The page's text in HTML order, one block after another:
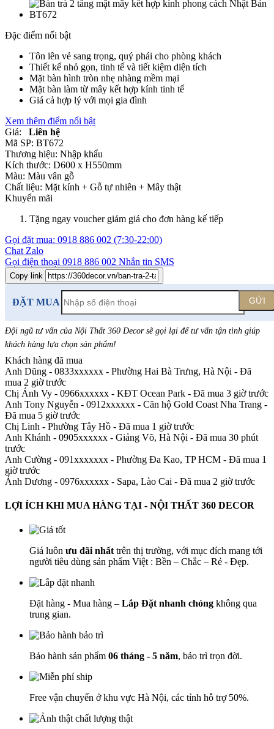
Đặc điểm nổi bật
Tôn lên vẻ sang trọng, quý phái cho phòng khách
Thiết kế nhỏ gọn, tinh tế và tiết kiệm diện tích
Mặt bàn hình tròn nhẹ nhàng mềm mại
Mặt bàn làm từ mây kết hợp kính tinh tế
Giá cả hợp lý với mọi gia đình
Xem thêm điểm nổi bật
Giá:
Liên hệ
Mã SP: BT672
Thương hiệu: Nhập khẩu
Kích thước: D600 x H550mm
Màu: Màu vân gỗ
Chất liệu: Mặt kính + Gỗ tự nhiên + Mây thật
Khuyến mãi
Tặng ngay voucher giảm giá cho đơn hàng kế tiếp
Gọi đặt mua: 0918 886 002 (7:30-22:00)
Chat Zalo
Gọi điện thoại 0918 886 002 Nhắn tin SMS
Copy link
ĐẶT MUA GỬI
Đội ngũ tư vấn của Nội Thất 360 Decor sẽ gọi lại để tư vấn tận tình giúp
khách hàng lựa chọn sản phẩm!
Khách hàng đã mua
Anh Dũng - 0833xxxxxx - Phường Hai Bà Trưng, Hà Nội - Đã
mua 2 giờ trước
Chị Ánh Vy - 0966xxxxxx - KĐT Ocean Park - Đã mua 3 giờ trước
Anh Tony Nguyễn - 0912xxxxxx - Căn hộ Gold Coast Nha Trang -
Đã mua 5 giờ trước
Chị Linh - Phường Tây Hồ - Đã mua 1 giờ trước
Anh Khánh - 0905xxxxxx - Giảng Võ, Hà Nội - Đã mua 30 phút
trước
Anh Cường - 091xxxxxxx - Phường Đa Kao, TP HCM - Đã mua 1
giờ trước
Ánh Dương - 0976xxxxxx - Sapa, Lào Cai - Đã mua 2 giờ trước
LỢI ÍCH KHI MUA HÀNG TẠI - NỘI THẤT 360 DECOR
Giá luôn ưu đãi nhất trên thị trường, với mục đích mang tới
người tiêu dùng sản phẩm Việt : Bền – Chắc – Rẻ - Đẹp.
Đặt hàng - Mua hàng – Lắp Đặt nhanh chóng không qua
trung gian.
Bảo hành sản phẩm 06 tháng - 5 năm, bảo trì trọn đời.
Free vận chuyển ở khu vực Hà Nội, các tỉnh hỗ trợ 50%.